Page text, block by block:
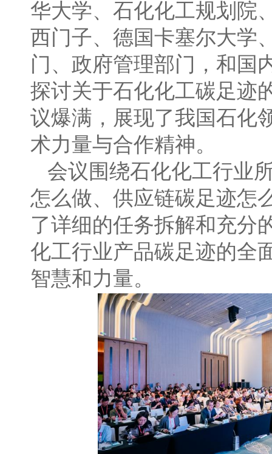
华大学、石化化工规划院
西门子、德国卡塞尔大学
门、政府管理部门，和
探讨关于石化化工碳足迹
议爆满，展现了我国石化
术力量与合作精神。
会议围绕石化化工行业
怎么做、供应链碳足迹怎
了详细的任务拆解和充分
化工行业产品碳足迹的全
智慧和力量。